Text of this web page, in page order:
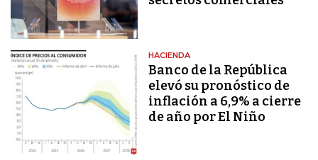
HACIENDA
Banco de la República
elevó su pronóstico de
inflación a 6,9% a cierre
de año por El Niño